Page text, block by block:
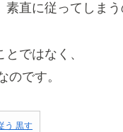
直に従ってしまう
ではなく、
のです。
う 黒す